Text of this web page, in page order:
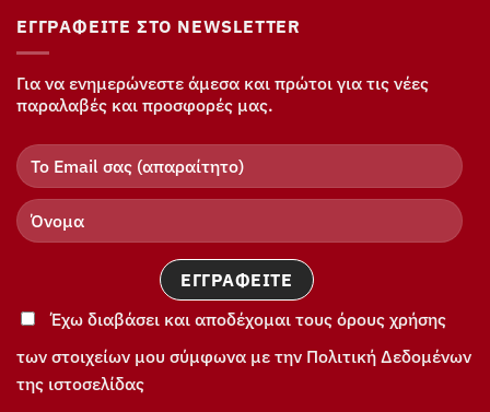
ΕΓΓΡΑΦΕΊΤΕ ΣΤΟ NEWSLETTER
Για να ενημερώνεστε άμεσα και πρώτοι για τις νέες
παραλαβές και προσφορές μας.
Έχω διαβάσει και αποδέχομαι τους όρους χρήσης
των στοιχείων μου σύμφωνα με την Πολιτική Δεδομένων
της ιστοσελίδας